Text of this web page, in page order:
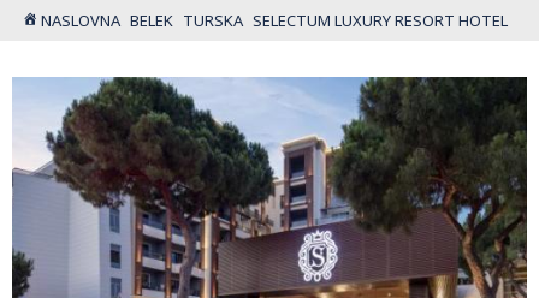
NASLOVNA BELEK TURSKA SELECTUM LUXURY RESORT HOTEL